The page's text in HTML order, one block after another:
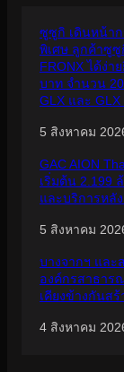
ซูซูกิ เดินหน้า
พิเศษ ลูกค้าซูซู
FRONX ได้ง่า
บาท จำนวน
GLX และ GLX
5 สิงหาคม
GAC AION
เริ่มต้น 2.199
และบริการหลั
5 สิงหาคม
บางจากฯ และ
องค์กรสาธาร
เคียงข้างกันส
4 สิงหาคม